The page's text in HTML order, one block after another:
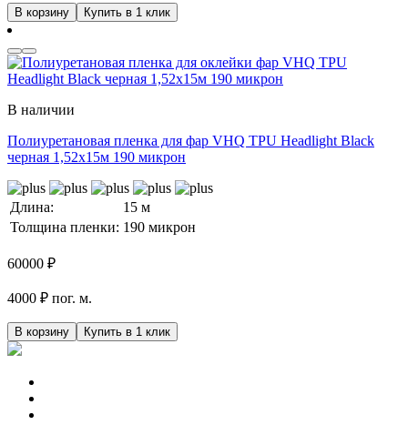
В корзину Купить в 1 клик
В наличии
Полиуретановая пленка для фар VHQ TPU Headlight Black
черная 1,52х15м 190 микрон
Длина:
15 м
Толщина пленки: 190 микрон
60000 ₽
4000 ₽ пог. м.
В корзину Купить в 1 клик